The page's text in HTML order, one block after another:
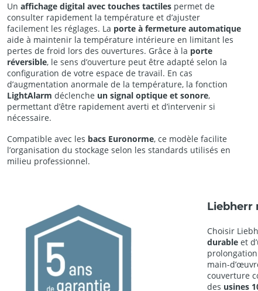
Un affichage digital avec touches tactiles permet de
consulter rapidement la température et d’ajuster
facilement les réglages. La porte à fermeture automatique
aide à maintenir la température intérieure en limitant les
pertes de froid lors des ouvertures. Grâce à la porte
réversible, le sens d’ouverture peut être adapté selon la
configuration de votre espace de travail. En cas
d’augmentation anormale de la température, la fonction
LightAlarm déclenche un signal optique et sonore,
permettant d’être rapidement averti et d’intervenir si
nécessaire.
Compatible avec les bacs Euronorme, ce modèle facilite
l’organisation du stockage selon les standards utilisés en
milieu professionnel.
Liebherr
Choisir
durable et
main-
couverture
des usines